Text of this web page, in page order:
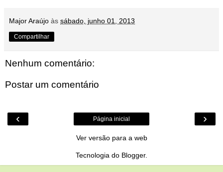
Major Araújo às sábado, junho 01, 2013
Compartilhar
Nenhum comentário:
Postar um comentário
‹ ›
Página inicial
Ver versão para a web
Tecnologia do Blogger.